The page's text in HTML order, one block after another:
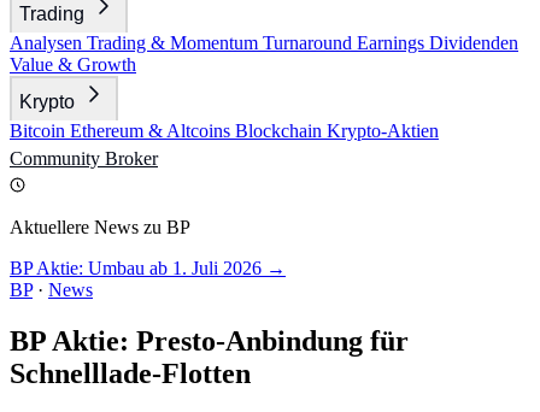
Trading
Analysen Trading & Momentum Turnaround Earnings Dividenden
Value & Growth
Krypto
Bitcoin Ethereum & Altcoins Blockchain Krypto-Aktien
Community Broker
Aktuellere News zu BP
BP Aktie: Umbau ab 1. Juli 2026 →
BP · News
BP Aktie: Presto-Anbindung für
Schnelllade-Flotten